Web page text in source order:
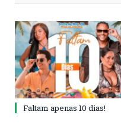
Faltam apenas 10 dias!